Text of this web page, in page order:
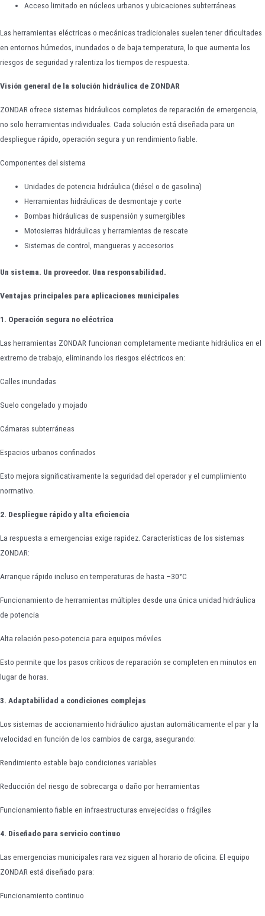
Acceso limitado en núcleos urbanos y ubicaciones subterráneas
Las herramientas eléctricas o mecánicas tradicionales suelen tener dificultades
en entornos húmedos, inundados o de baja temperatura, lo que aumenta los
riesgos de seguridad y ralentiza los tiempos de respuesta.
Visión general de la solución hidráulica de ZONDAR
ZONDAR ofrece sistemas hidráulicos completos de reparación de emergencia,
no solo herramientas individuales. Cada solución está diseñada para un
despliegue rápido, operación segura y un rendimiento fiable.
Componentes del sistema
Unidades de potencia hidráulica (diésel o de gasolina)
Herramientas hidráulicas de desmontaje y corte
Bombas hidráulicas de suspensión y sumergibles
Motosierras hidráulicas y herramientas de rescate
Sistemas de control, mangueras y accesorios
Un sistema. Un proveedor. Una responsabilidad.
Ventajas principales para aplicaciones municipales
1. Operación segura no eléctrica
Las herramientas ZONDAR funcionan completamente mediante hidráulica en el
extremo de trabajo, eliminando los riesgos eléctricos en:
Calles inundadas
Suelo congelado y mojado
Cámaras subterráneas
Espacios urbanos confinados
Esto mejora significativamente la seguridad del operador y el cumplimiento
normativo.
2. Despliegue rápido y alta eficiencia
La respuesta a emergencias exige rapidez. Características de los sistemas
ZONDAR:
Arranque rápido incluso en temperaturas de hasta –30°C
Funcionamiento de herramientas múltiples desde una única unidad hidráulica
de potencia
Alta relación peso-potencia para equipos móviles
Esto permite que los pasos críticos de reparación se completen en minutos en
lugar de horas.
3. Adaptabilidad a condiciones complejas
Los sistemas de accionamiento hidráulico ajustan automáticamente el par y la
velocidad en función de los cambios de carga, asegurando:
Rendimiento estable bajo condiciones variables
Reducción del riesgo de sobrecarga o daño por herramientas
Funcionamiento fiable en infraestructuras envejecidas o frágiles
4. Diseñado para servicio continuo
Las emergencias municipales rara vez siguen al horario de oficina. El equipo
ZONDAR está diseñado para:
Funcionamiento continuo